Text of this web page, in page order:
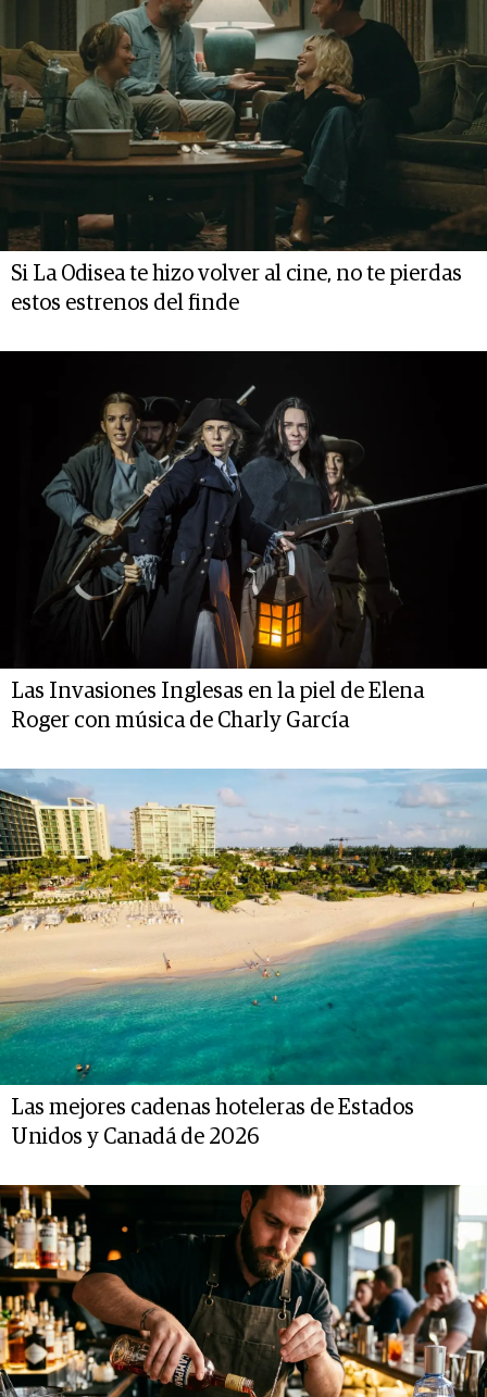
Si La Odisea te hizo volver al cine, no te pierdas
estos estrenos del finde
Las Invasiones Inglesas en la piel de Elena
Roger con música de Charly García
Las mejores cadenas hoteleras de Estados
Unidos y Canadá de 2026